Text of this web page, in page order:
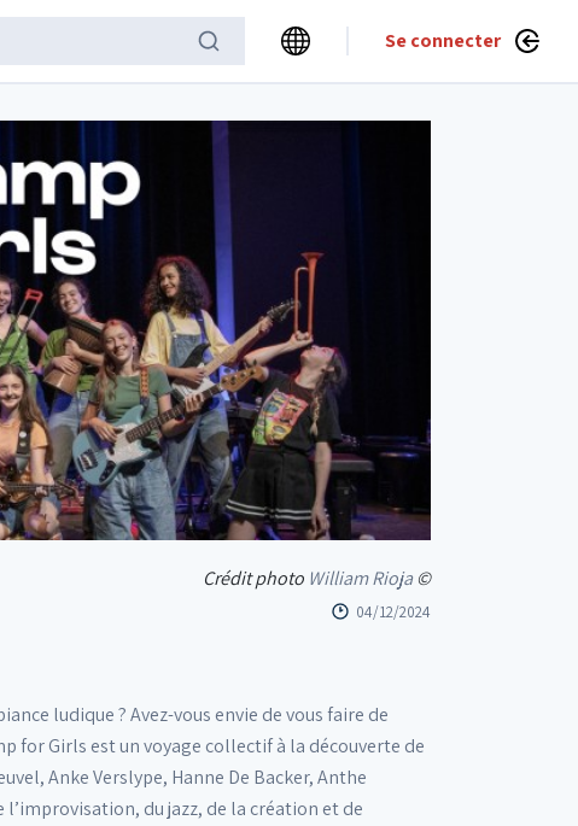
Se connecter
Crédit photo William Rioja©
04/12/2024
ludique ? Avez-vous envie de vous faire de
for Girls est un voyage collectif à la découverte de
Anke Verslype, Hanne De Backer, Anthe
du jazz, de la création et de